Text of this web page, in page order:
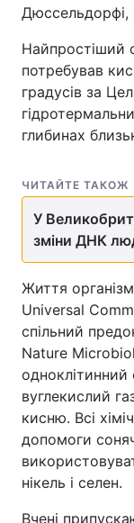
Дюссельдорфі,
Найпростіший
потребував
градусів за
глибинах
ЧИТАЙТЕ ТАКОЖ
У
зміни ДНК
Життя
Universal
спільний
Nature
одноклітинний
вуглекислий
кисню. Всі
допомоги
нікель і селен.
Вчені